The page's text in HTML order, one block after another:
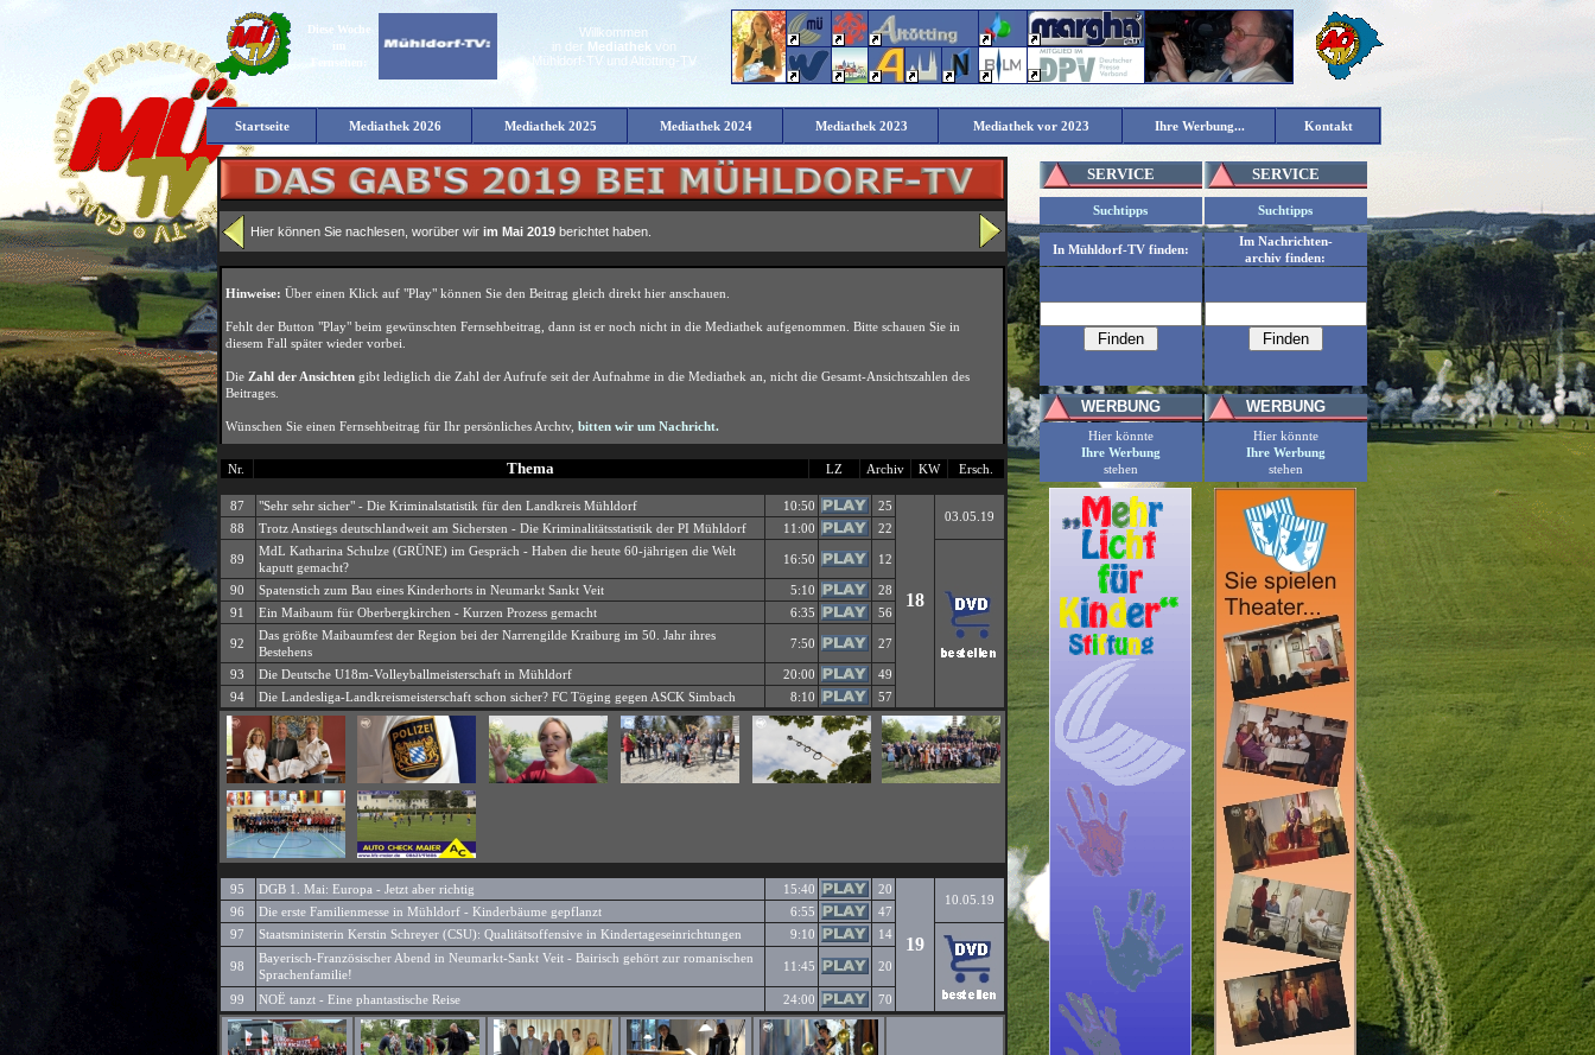
Startseite Mediathek 2026 Mediathek 2025 Mediathek 2024 Mediathek 2023 Mediathek vor 2023 Ihre Werbung... Kontakt
Diese Woche
im
Fernsehen:
Willkommen
in der Mediathek von
Mühldorf-TV und Altötting-TV
Hier können Sie nachlesen, worüber wir im Mai 2019 berichtet haben.
Nr. Thema LZ Archiv KW Ersch.
87 "Sehr sehr sicher" - Die Kriminalstatistik für den Landkreis Mühldorf 10:50 25
18
03.05.19
88
Trotz Anstiegs deutschlandweit am Sichersten - Die Kriminalitätsstatistik der PI Mühldorf 11:00 22
89
MdL Katharina Schulze (GRÜNE) im Gespräch - Haben die heute 60-jährigen die Welt
kaputt gemacht?
16:50 12
90 Spatenstich zum Bau eines Kinderhorts in Neumarkt Sankt Veit 5:10
28
91
Ein Maibaum für Oberbergkirchen - Kurzen Prozess gemacht 6:35 56
92
Das größte Maibaumfest der Region bei der Narrengilde Kraiburg im 50. Jahr ihres
Bestehens
7:50 27
93 Die Deutsche U18m-Volleyballmeisterschaft in Mühldorf 20:00
49
94
Die Landesliga-Landkreismeisterschaft schon sicher? FC Töging gegen ASCK Simbach 8:10 57
95 DGB 1. Mai: Europa - Jetzt aber richtig 15:40 20
19
10.05.19
96
Die erste Familienmesse in Mühldorf - Kinderbäume gepflanzt 6:55
47
97
Staatsministerin Kerstin Schreyer (CSU): Qualitätsoffensive in Kindertageseinrichtungen 9:10 14
98
Bayerisch-Französischer Abend in Neumarkt-Sankt Veit - Bairisch gehört zur romanischen
Sprachenfamilie!
11:45 20
99 NOË tanzt - Eine phantastische Reise 24:00 70
SERVICE SERVICE
Suchtipps Suchtipps
In Mühldorf-TV finden:
Im Nachrichten-
archiv finden:
WERBUNG WERBUNG
Hier könnte
Ihre Werbung
stehen
Hier könnte
Ihre Werbung
stehen
Die Mediathek von Mühldorf-TV und Altötting-TV - Der Mai 2019